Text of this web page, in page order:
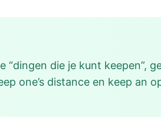
die je kunt keepen”,
one’s distance en keep an